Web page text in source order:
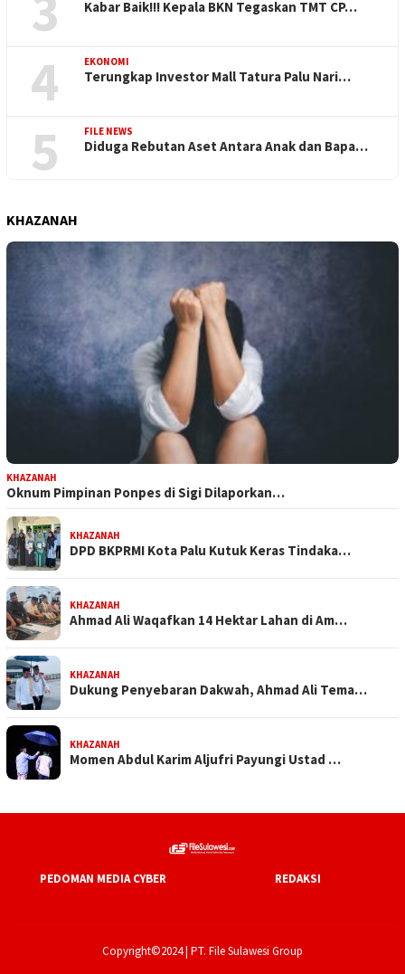
Kabar Baik!!! Kepala BKN Tegaskan TMT CP…
4 EKONOMI
Terungkap Investor Mall Tatura Palu Nari…
5 FILE NEWS
Diduga Rebutan Aset Antara Anak dan Bapa…
KHAZANAH
KHAZANAH
Oknum Pimpinan Ponpes di Sigi Dilaporkan…
KHAZANAH
DPD BKPRMI Kota Palu Kutuk Keras Tindaka…
KHAZANAH
Ahmad Ali Waqafkan 14 Hektar Lahan di Am…
KHAZANAH
Dukung Penyebaran Dakwah, Ahmad Ali Tema…
KHAZANAH
Momen Abdul Karim Aljufri Payungi Ustad …
PEDOMAN MEDIA CYBER REDAKSI
Copyright©2024 | PT. File Sulawesi Group